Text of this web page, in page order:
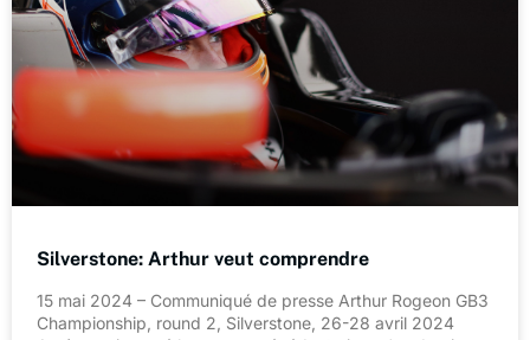
Silverstone: Arthur veut comprendre
15 mai 2024 – Communiqué de presse Arthur Rogeon GB3
Championship, round 2, Silverstone, 26-28 avril 2024